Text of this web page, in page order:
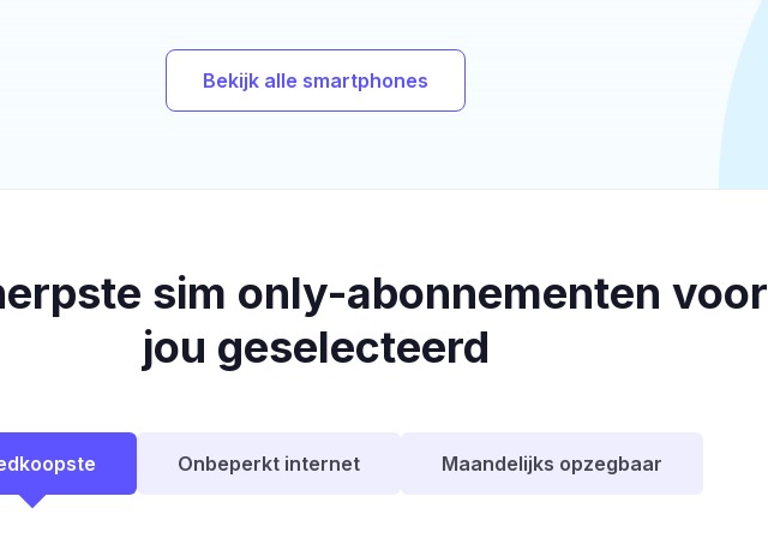
Bekijk alle smartphones
sim only-abonnementen voor
jou geselecteerd
Onbeperkt internet Maandelijks opzegbaar